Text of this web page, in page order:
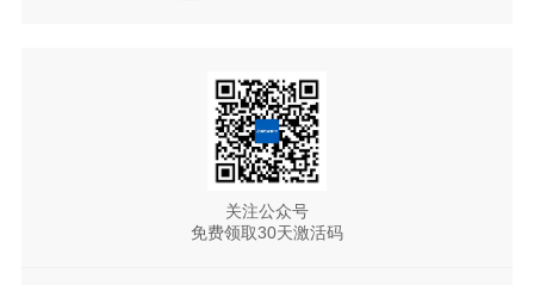
关注公众号
免费领取30天激活码